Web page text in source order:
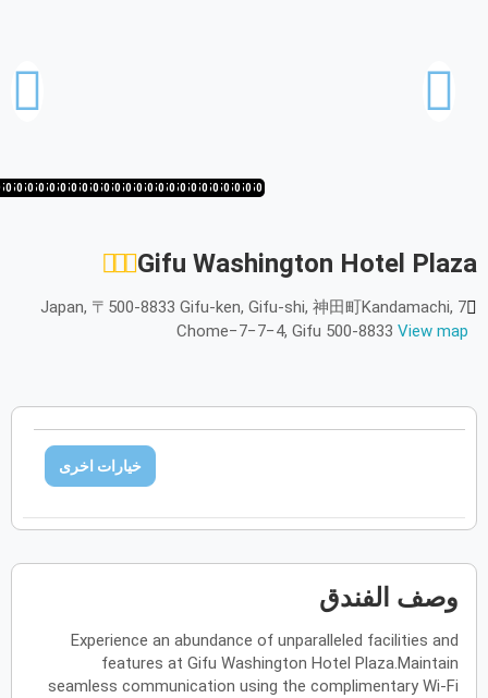
الأربعاءخالخميس
جالجمعةسالسبت
ديسمبر 2026
حالأحد نالاثنينثالثلاثاءرالأربعاءخالخميس
جالجمعةسالسبت
يناير 2027
الجمعةسالسبت
فبراير 2027
مارس 2027
حالأحد نالاثنينثالثلاثاءر الأربعاءخالخميس
جالجمعةسالسبت
49/50
50/50
1/50
2/50
3/50
4/50
5/50
6/50
7/50
8/50
9/50
10/50
11/50
12/50
13/50
14/50
15/50
16/50
17/50
18/50
19/50
20/50
50
Gifu Washington Hotel Plaza
Japan, 〒500-8833 Gifu-ken, Gifu-shi, 神田町Kandamachi, 7
Chome−7−7−4, Gifu 500-8833 View map
خيارات اخرى
وصف الفندق
Experience an abundance of unparalleled facilities and
features at Gifu Washington Hotel Plaza.Maintain
seamless communication using the complimentary Wi-Fi